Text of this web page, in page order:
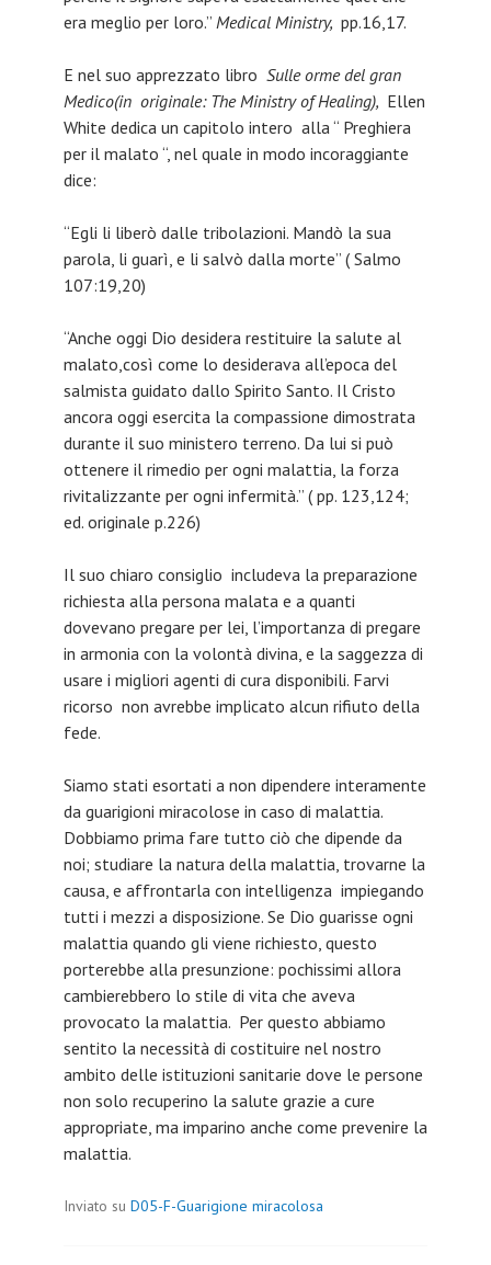
era meglio per loro.” Medical Ministry, pp.16,17.
E nel suo apprezzato libro Sulle orme del gran
Medico(in originale: The Ministry of Healing), Ellen
White dedica un capitolo intero alla “ Preghiera
per il malato “, nel quale in modo incoraggiante
dice:
“Egli li liberò dalle tribolazioni. Mandò la sua
parola, li guarì, e li salvò dalla morte” ( Salmo
107:19,20)
“Anche oggi Dio desidera restituire la salute al
malato,così come lo desiderava all’epoca del
salmista guidato dallo Spirito Santo. Il Cristo
ancora oggi esercita la compassione dimostrata
durante il suo ministero terreno. Da lui si può
ottenere il rimedio per ogni malattia, la forza
rivitalizzante per ogni infermità.” ( pp. 123,124;
ed. originale p.226)
Il suo chiaro consiglio includeva la preparazione
richiesta alla persona malata e a quanti
dovevano pregare per lei, l’importanza di pregare
in armonia con la volontà divina, e la saggezza di
usare i migliori agenti di cura disponibili. Farvi
ricorso non avrebbe implicato alcun rifiuto della
fede.
Siamo stati esortati a non dipendere interamente
da guarigioni miracolose in caso di malattia.
Dobbiamo prima fare tutto ciò che dipende da
noi; studiare la natura della malattia, trovarne la
causa, e affrontarla con intelligenza impiegando
tutti i mezzi a disposizione. Se Dio guarisse ogni
malattia quando gli viene richiesto, questo
porterebbe alla presunzione: pochissimi allora
cambierebbero lo stile di vita che aveva
provocato la malattia. Per questo abbiamo
sentito la necessità di costituire nel nostro
ambito delle istituzioni sanitarie dove le persone
non solo recuperino la salute grazie a cure
appropriate, ma imparino anche come prevenire la
malattia.
Inviato su D05-F-Guarigione miracolosa